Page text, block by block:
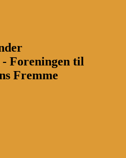
- Foreningen til
Fremme